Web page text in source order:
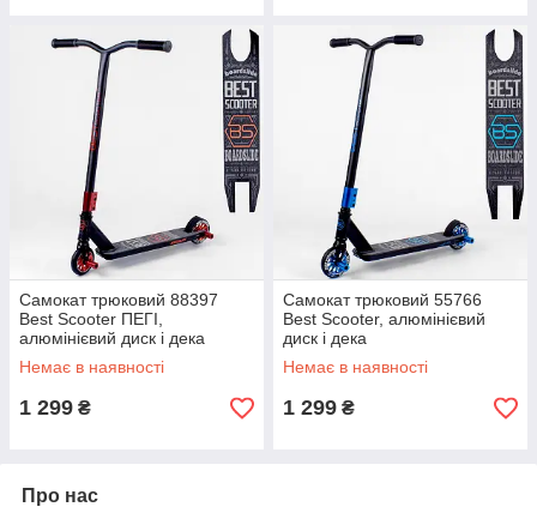
Самокат трюковий 88397
Best Scooter ПЕГІ,
алюмінієвий диск і дека
Немає в наявності
1 299 ₴
Самокат трюковий 55766
Best Scooter, алюмінієвий
диск і дека
Немає в наявності
1 299 ₴
Про нас